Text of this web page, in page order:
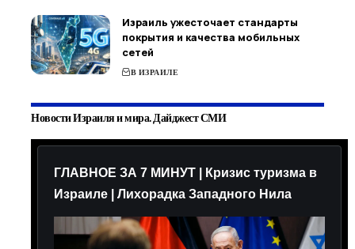
Израиль ужесточает стандарты
покрытия и качества мобильных
сетей
В ИЗРАИЛЕ
Новости Израиля и мира. Дайджест СМИ